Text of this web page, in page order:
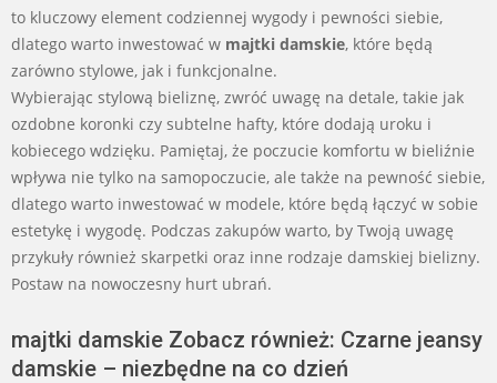
to kluczowy element codziennej wygody i pewności siebie,
dlatego warto inwestować w majtki damskie, które będą
zarówno stylowe, jak i funkcjonalne.
Wybierając stylową bieliznę, zwróć uwagę na detale, takie jak
ozdobne koronki czy subtelne hafty, które dodają uroku i
kobiecego wdzięku. Pamiętaj, że poczucie komfortu w bieliźnie
wpływa nie tylko na samopoczucie, ale także na pewność siebie,
dlatego warto inwestować w modele, które będą łączyć w sobie
estetykę i wygodę. Podczas zakupów warto, by Twoją uwagę
przykuły również skarpetki oraz inne rodzaje damskiej bielizny.
Postaw na nowoczesny hurt ubrań.
majtki damskie Zobacz również: Czarne jeansy
damskie – niezbędne na co dzień